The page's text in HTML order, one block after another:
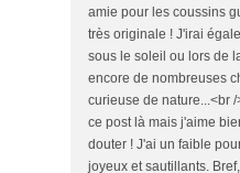
amie pour les coussins
très originale ! J'irai
sous le soleil ou lors de
encore de nombreuses
curieuse de nature...<br
ce post là mais j'aime
douter ! J'ai un faible
joyeux et sautillants.